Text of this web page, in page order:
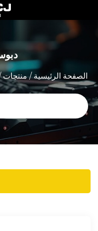
الصفحة الرئيسية /منتجات